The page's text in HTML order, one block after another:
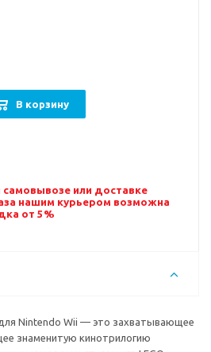
В корзину
самовывозе или доставке
нашим курьером возможна
от 5%
Nintendo Wii — это захватывающее
знаменитую кинотрилогию